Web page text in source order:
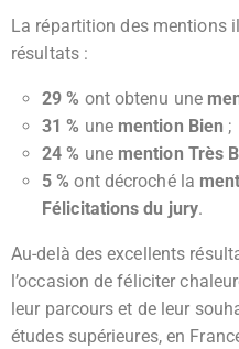
La répartition des mentions
résultats :
29 % ont obtenu une
31 % une mention Bien ;
24 % une mention Très
5 % ont décroché la
Félicitations du jury.
Au-delà des excellents
l’occasion de féliciter
leur parcours et de leur
études supérieures, en